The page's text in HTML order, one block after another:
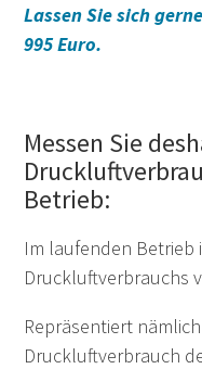
Lassen Sie sich
995 Euro.
Messen Sie
Betrieb:
Im laufenden Betrieb
Druckluftverbrauchs
Repräsentiert
Druckluftverbrauch